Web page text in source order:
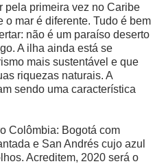
pela primeira vez no Caribe
mar é diferente. Tudo é bem
não é um paraíso deserto
A ilha ainda está se
mais sustentável e que
riquezas naturais. A
sendo uma característica
Colômbia: Bogotá com
e San Andrés cujo azul
Acreditem, 2020 será o